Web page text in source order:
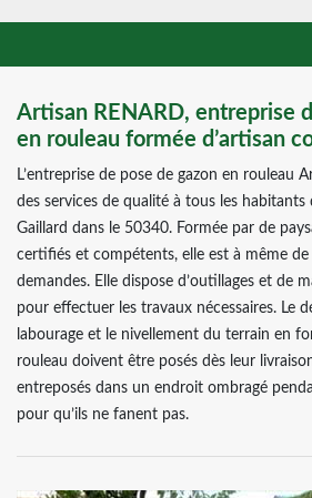
Artisan RENARD, entreprise
en rouleau formée d’artisan
L’entreprise de pose de gazon en rouleau
des services de qualité à tous les habitants
Gaillard dans le 50340. Formée par de
certifiés et compétents, elle est à même
demandes. Elle dispose d’outillages et de
pour effectuer les travaux nécessaires. Le
labourage et le nivellement du terrain en
rouleau doivent être posés dès leur
entreposés dans un endroit ombragé
pour qu’ils ne fanent pas.